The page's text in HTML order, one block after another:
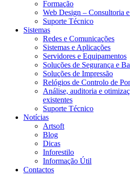
Formação
Web Design – Consultoria
Suporte Técnico
Sistemas
Redes e Comunicações
Sistemas e Aplicações
Servidores e Equipamentos
Soluções de Segurança e
Soluções de Impressão
Relógios de Controlo de
Análise, auditoria e
existentes
Suporte Técnico
Notícias
Artsoft
Blog
Dicas
Inforestilo
Informação Útil
Contactos